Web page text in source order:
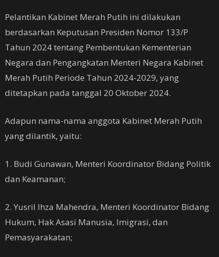
Pelantikan Kabinet Merah Putih ini dilakukan
berdasarkan Keputusan Presiden Nomor 133/P
Tahun 2024 tentang Pembentukan Kementerian
Negara dan Pengangkatan Menteri Negara Kabinet
Merah Putih Periode Tahun 2024-2029, yang
ditetapkan pada tanggal 20 Oktober 2024.
Adapun nama-nama anggota Kabinet Merah Putih
yang dilantik, yaitu:
1. Budi Gunawan, Menteri Koordinator Bidang Politik
dan Keamanan;
2. Yusril Ihza Mahendra, Menteri Koordinator Bidang
Hukum, Hak Asasi Manusia, Imigrasi, dan
Pemasyarakatan;